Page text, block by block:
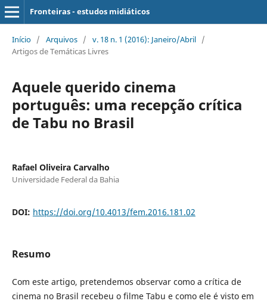
Fronteiras - estudos midiáticos
Início / Arquivos / v. 18 n. 1 (2016): Janeiro/Abril /
Artigos de Temáticas Livres
Aquele querido cinema
português: uma recepção crítica
de Tabu no Brasil
Rafael Oliveira Carvalho
Universidade Federal da Bahia
DOI: https://doi.org/10.4013/fem.2016.181.02
Resumo
Com este artigo, pretendemos observar como a crítica de
cinema no Brasil recebeu o filme Tabu e como ele é visto em